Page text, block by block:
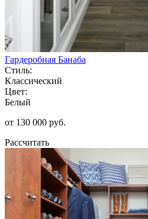
Гардеробная Банаба
Стиль:
Классический
Цвет:
Белый
от 130 000 руб.
Рассчитать